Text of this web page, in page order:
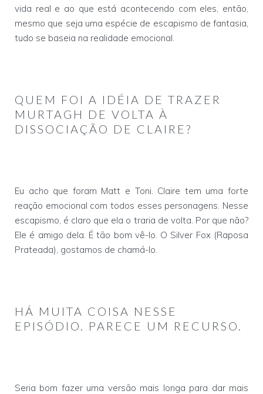
vida real e ao que está acontecendo com eles, então,
mesmo que seja uma espécie de escapismo de fantasia,
tudo se baseia na realidade emocional.
QUEM FOI A IDÉIA DE TRAZER
MURTAGH DE VOLTA À
DISSOCIAÇÃO DE CLAIRE?
Eu acho que foram Matt e Toni. Claire tem uma forte
reação emocional com todos esses personagens. Nesse
escapismo, é claro que ela o traria de volta. Por que não?
Ele é amigo dela. É tão bom vê-lo. O Silver Fox (Raposa
Prateada), gostamos de chamá-lo.
HÁ MUITA COISA NESSE
EPISÓDIO. PARECE UM RECURSO.
Seria bom fazer uma versão mais longa para dar mais